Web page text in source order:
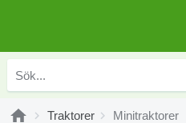
Traktorer Minitraktorer